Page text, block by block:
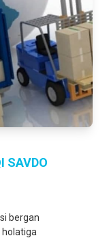
SAVDO
bergan
holatiga